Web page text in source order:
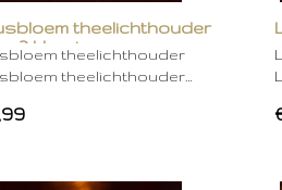
theelichthouder
2 kleurigtheelichthouder
theelichthouder…